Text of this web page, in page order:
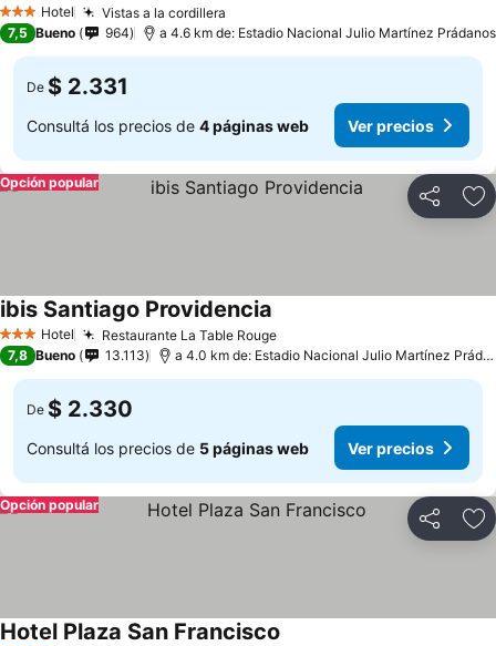
3 Estrellas
Hotel
Vistas a la cordillera
7,5 Bueno 964 a 4.6 km de: Estadio Nacional Julio Martínez Prádanos
De $ 2.331
Consultá los precios de 4 páginas web Ver precios
Compartir
Opción popular
3 Estrellas
Hotel Restaurante La Table Rouge
ibis Santiago Providencia
7,8 Bueno 13.113 a 4.0 km de: Estadio Nacional Julio Martínez Prádanos
De $ 2.330
Consultá los precios de 5 páginas web Ver precios
Compartir
Opción popular
Hotel Plaza San Francisco